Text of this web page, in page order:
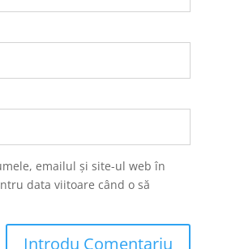
emailul și site-ul web în
data viitoare când o să